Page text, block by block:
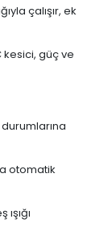
çalışır, ek
kesici, güç ve
durumlarına
otomatik
ışığı